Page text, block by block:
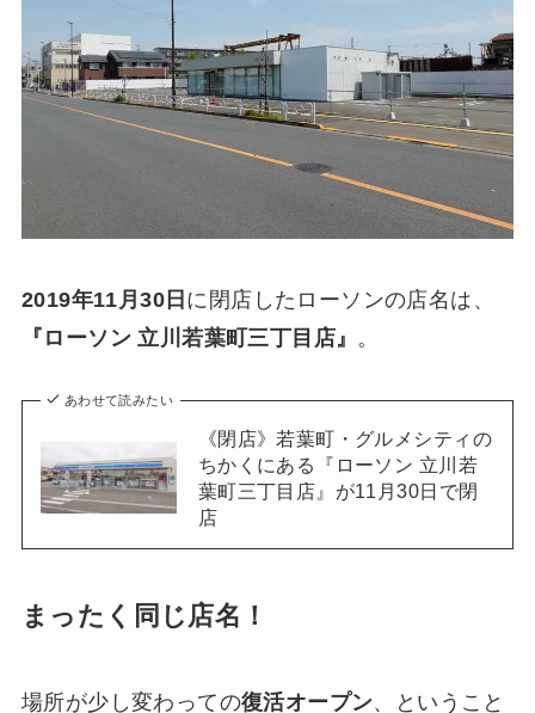
2019年11月30日 に閉店したローソンの店名は、
『ローソン 立川若葉町三丁目店』 。
あわせて読みたい
《閉店》若葉町・グルメシティの
ちかくにある『ローソン 立川若
葉町三丁目店』が11月30日で閉
店
まったく同じ店名！
場所が少し変わっての復活オープン、ということ